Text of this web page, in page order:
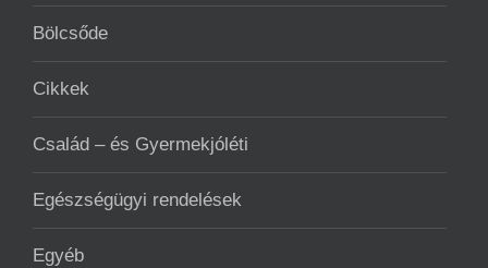
Bölcsőde
Cikkek
Család – és Gyermekjóléti
Egészségügyi rendelések
Egyéb